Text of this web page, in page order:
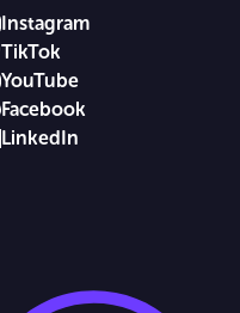
Instagram
TikTok
YouTube
Facebook
LinkedIn